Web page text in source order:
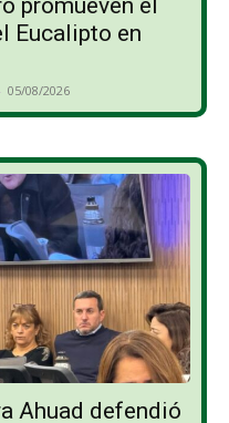
Eucalipto en
- 05/08/2026
Ahuad defendió